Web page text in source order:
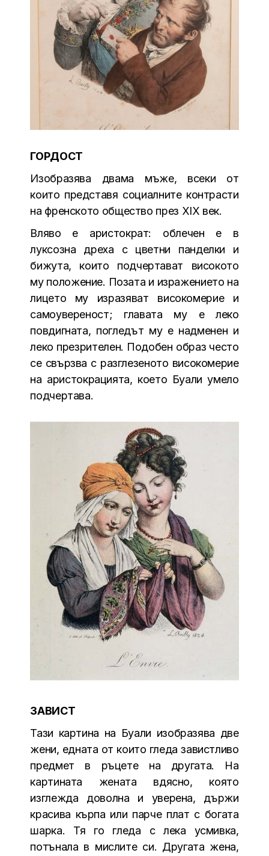
ГОРДОСТ
Изобразява двама мъже, всеки от
които представя социалните контрасти
на френското общество през XIX век.
Вляво е аристократ: облечен е в
луксозна дреха с цветни панделки и
бижута, които подчертават високото
му положение. Позата и изражението на
лицето му изразяват високомерие и
самоувереност; главата му е леко
повдигната, погледът му е надменен и
леко презрителен. Подобен образ често
се свързва с разглезеното високомерие
на аристокрацията, което Буали умело
подчертава.
ЗАВИСТ
Тази картина на Буали изобразява две
жени, едната от които гледа завистливо
предмет в ръцете на другата. На
картината жената вдясно, която
изглежда доволна и уверена, държи
красива кърпа или парче плат с богата
шарка. Тя го гледа с лека усмивка,
потънала в мислите си. Другата жена,